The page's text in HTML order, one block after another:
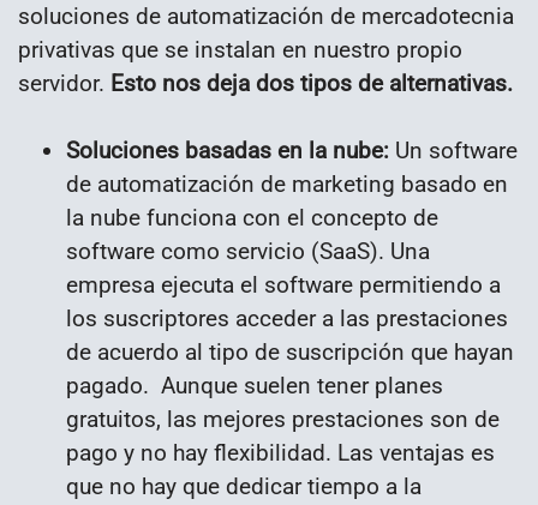
soluciones de automatización de mercadotecnia
privativas que se instalan en nuestro propio
servidor. Esto nos deja dos tipos de alternativas.
Soluciones basadas en la nube: Un software
de automatización de marketing basado en
la nube funciona con el concepto de
software como servicio (SaaS). Una
empresa ejecuta el software permitiendo a
los suscriptores acceder a las prestaciones
de acuerdo al tipo de suscripción que hayan
pagado. Aunque suelen tener planes
gratuitos, las mejores prestaciones son de
pago y no hay flexibilidad. Las ventajas es
que no hay que dedicar tiempo a la